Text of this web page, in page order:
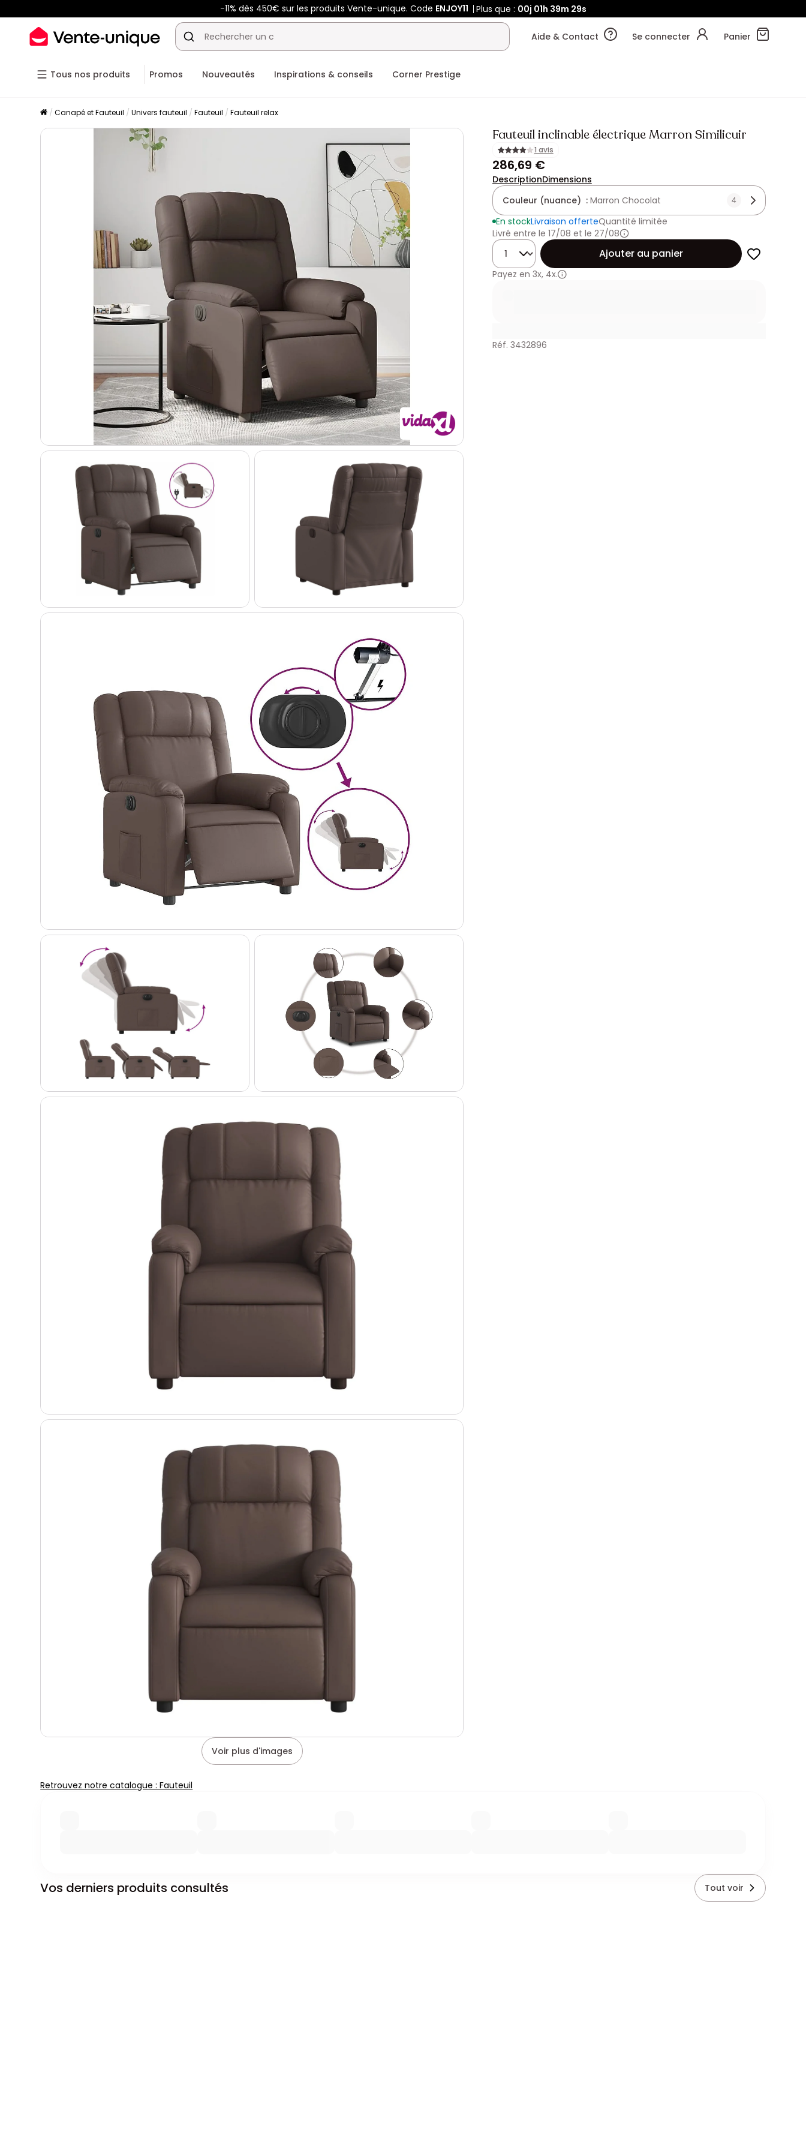
-11% dès 450€ sur les produits Vente-unique. Code ENJOY11 Plus que : 00j 01h 39m 28s
Aide & Contact Se connecter Panier
Tous nos produits Promos Nouveautés Inspirations & conseils Corner Prestige
Canapé et Fauteuil Univers fauteuil Fauteuil Fauteuil relax
Voir plus d'images
Fauteuil inclinable électrique Marron Similicuir
1 avis
286,69 €
DescriptionDimensions
Couleur (nuance) : Marron Chocolat 4
En stockLivraison offerteQuantité limitée
Livré entre le 17/08 et le 27/08
Quantité
Ajouter au panier
Payez en 3x, 4x.
Réf. 3432896
Retrouvez notre catalogue : Fauteuil
Vos derniers produits consultés Tout voir